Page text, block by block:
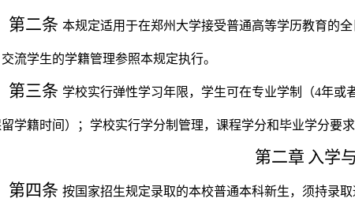
第二条 本规定适用于在郑州大学接受普通高等学历教育的
流学生的学籍管理参照本规定执行。
第三条 学校实行弹性学习年限，学生可在专业学制（4年或
学籍时间）；学校实行学分制管理，课程学分和毕业学分要
第二章 入学
第四条 按国家招生规定录取的本校普通本科新生，须持录